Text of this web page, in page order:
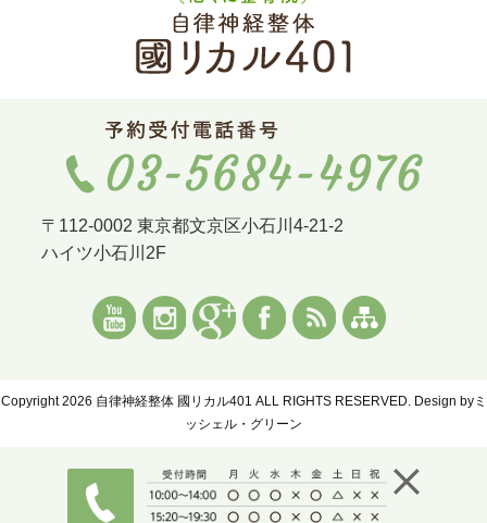
〒112-0002 東京都文京区小石川4-21-2
ハイツ小石川2F
Copyright 2026 自律神経整体 國リカル401 ALL RIGHTS RESERVED. Design byミ
ッシェル・グリーン